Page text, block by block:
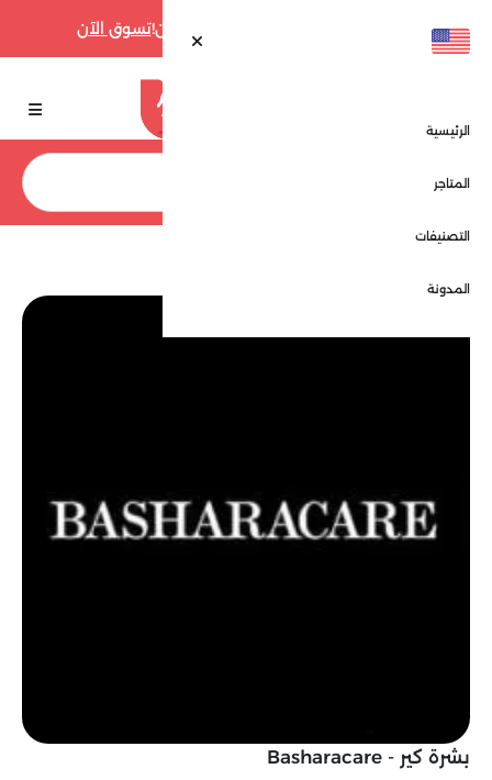
تسوق الآن
الرئيسية
المتاجر
التصنيفات
المدونة
بشرة كير - Basharacare